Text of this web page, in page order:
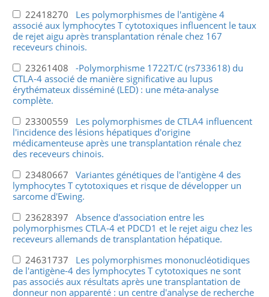
22418270 Les polymorphismes de l'antigène 4
associé aux lymphocytes T cytotoxiques influencent le taux
de rejet aigu après transplantation rénale chez 167
receveurs chinois.
23261408 -Polymorphisme 1722T/C (rs733618) du
CTLA-4 associé de manière significative au lupus
érythémateux disséminé (LED) : une méta-analyse
complète.
23300559 Les polymorphismes de CTLA4 influencent
l'incidence des lésions hépatiques d'origine
médicamenteuse après une transplantation rénale chez
des receveurs chinois.
23480667 Variantes génétiques de l'antigène 4 des
lymphocytes T cytotoxiques et risque de développer un
sarcome d'Ewing.
23628397 Absence d'association entre les
polymorphismes CTLA-4 et PDCD1 et le rejet aigu chez les
receveurs allemands de transplantation hépatique.
24631737 Les polymorphismes mononucléotidiques
de l'antigène-4 des lymphocytes T cytotoxiques ne sont
pas associés aux résultats après une transplantation de
donneur non apparenté : un centre d'analyse de recherche